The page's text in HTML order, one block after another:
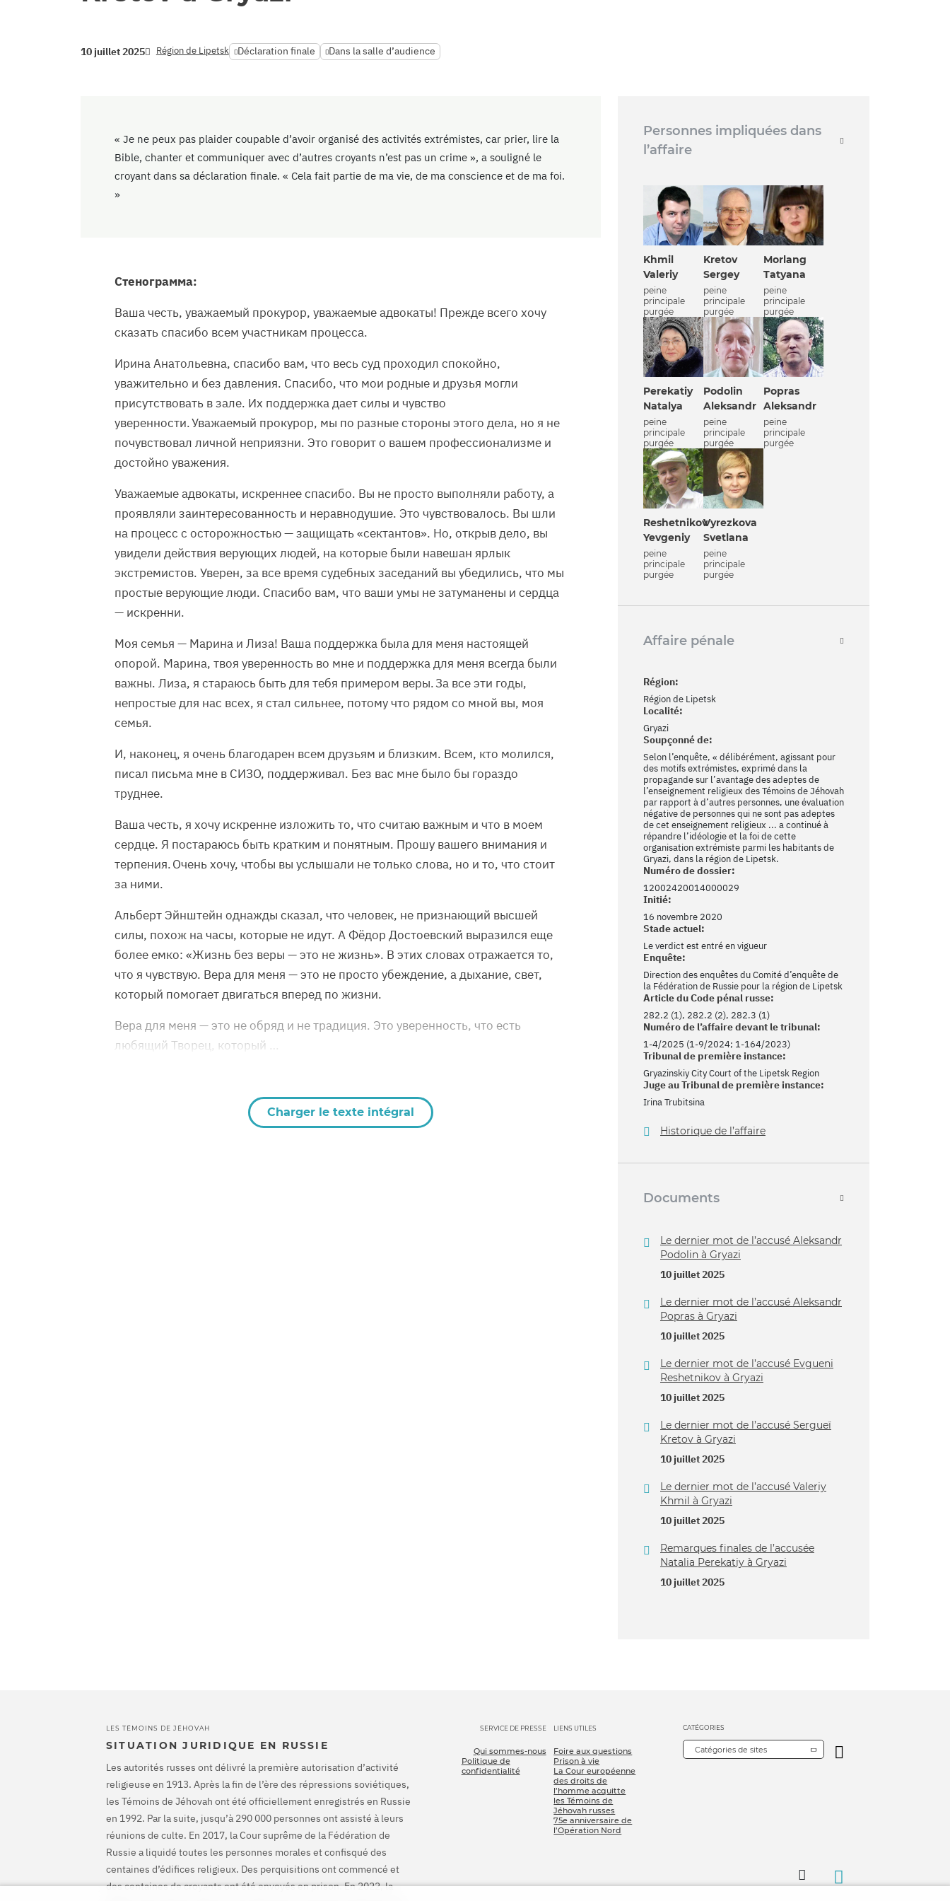
10 juillet 2025 Région de Lipetsk Déclaration finale Dans la salle d’audience
« Je ne peux pas plaider coupable d’avoir organisé des activités extrémistes, car prier, lire la
Bible, chanter et communiquer avec d’autres croyants n’est pas un crime », a souligné le
croyant dans sa déclaration finale. « Cela fait partie de ma vie, de ma conscience et de ma foi.
»
Стенограмма:
Ваша честь, уважаемый прокурор, уважаемые адвокаты! Прежде всего хочу
сказать спасибо всем участникам процесса.
Ирина Анатольевна, спасибо вам, что весь суд проходил спокойно,
уважительно и без давления. Спасибо, что мои родные и друзья могли
присутствовать в зале. Их поддержка дает силы и чувство
уверенности. Уважаемый прокурор, мы по разные стороны этого дела, но я не
почувствовал личной неприязни. Это говорит о вашем профессионализме и
достойно уважения.
Уважаемые адвокаты, искреннее спасибо. Вы не просто выполняли работу, а
проявляли заинтересованность и неравнодушие. Это чувствовалось. Вы шли
на процесс с осторожностью — защищать «сектантов». Но, открыв дело, вы
увидели действия верующих людей, на которые были навешан ярлык
экстремистов. Уверен, за все время судебных заседаний вы убедились, что мы
простые верующие люди. Спасибо вам, что ваши умы не затуманены и сердца
— искренни.
Моя семья — Марина и Лиза! Ваша поддержка была для меня настоящей
опорой. Марина, твоя уверенность во мне и поддержка для меня всегда были
важны. Лиза, я стараюсь быть для тебя примером веры. За все эти годы,
непростые для нас всех, я стал сильнее, потому что рядом со мной вы, моя
семья.
И, наконец, я очень благодарен всем друзьям и близким. Всем, кто молился,
писал письма мне в СИЗО, поддерживал. Без вас мне было бы гораздо
труднее.
Ваша честь, я хочу искренне изложить то, что считаю важным и что в моем
сердце. Я постараюсь быть кратким и понятным. Прошу вашего внимания и
терпения. Очень хочу, чтобы вы услышали не только слова, но и то, что стоит
за ними.
Альберт Эйнштейн однажды сказал, что человек, не признающий высшей
силы, похож на часы, которые не идут. А Фёдор Достоевский выразился еще
более емко: «Жизнь без веры — это не жизнь». В этих словах отражается то,
что я чувствую. Вера для меня — это не просто убеждение, а дыхание, свет,
который помогает двигаться вперед по жизни.
Вера для меня — это не обряд и не традиция. Это уверенность, что есть
любящий Творец, который …
Charger le texte intégral
Personnes impliquées dans
l’affaire
Khmil
Valeriy
peine
principale
purgée
Kretov
Sergey
peine
principale
purgée
Morlang
Tatyana
peine
principale
purgée
Perekatiy
Natalya
peine
principale
purgée
Podolin
Aleksandr
peine
principale
purgée
Popras
Aleksandr
peine
principale
purgée
Reshetnikov
Yevgeniy
peine
principale
purgée
Vyrezkova
Svetlana
peine
principale
purgée
Affaire pénale
Région:
Région de Lipetsk
Localité:
Gryazi
Soupçonné de:
Selon l’enquête, « délibérément, agissant pour
des motifs extrémistes, exprimé dans la
propagande sur l’avantage des adeptes de
l’enseignement religieux des Témoins de Jéhovah
par rapport à d’autres personnes, une évaluation
négative de personnes qui ne sont pas adeptes
de cet enseignement religieux ... a continué à
répandre l’idéologie et la foi de cette
organisation extrémiste parmi les habitants de
Gryazi, dans la région de Lipetsk.
Numéro de dossier:
12002420014000029
Initié:
16 novembre 2020
Stade actuel:
Le verdict est entré en vigueur
Enquête:
Direction des enquêtes du Comité d’enquête de
la Fédération de Russie pour la région de Lipetsk
Article du Code pénal russe:
282.2 (1), 282.2 (2), 282.3 (1)
Numéro de l’affaire devant le tribunal:
1-4/2025 (1-9/2024; 1-164/2023)
Tribunal de première instance:
Gryazinskiy City Court of the Lipetsk Region
Juge au Tribunal de première instance:
Irina Trubitsina
Historique de l’affaire
Documents
Le dernier mot de l’accusé Aleksandr
Podolin à Gryazi
10 juillet 2025
Le dernier mot de l’accusé Aleksandr
Popras à Gryazi
10 juillet 2025
Le dernier mot de l’accusé Evgueni
Reshetnikov à Gryazi
10 juillet 2025
Le dernier mot de l’accusé Sergueï
Kretov à Gryazi
10 juillet 2025
Le dernier mot de l’accusé Valeriy
Khmil à Gryazi
10 juillet 2025
Remarques finales de l’accusée
Natalia Perekatiy à Gryazi
10 juillet 2025
LES TÉMOINS DE JÉHOVAH
SITUATION JURIDIQUE EN RUSSIE
Les autorités russes ont délivré la première autorisation d’activité
religieuse en 1913. Après la fin de l’ère des répressions soviétiques,
les Témoins de Jéhovah ont été officiellement enregistrés en Russie
en 1992. Par la suite, jusqu’à 290 000 personnes ont assisté à leurs
réunions de culte. En 2017, la Cour suprême de la Fédération de
Russie a liquidé toutes les personnes morales et confisqué des
centaines d’édifices religieux. Des perquisitions ont commencé et
des centaines de croyants ont été envoyés en prison. En 2022, la
SERVICE DE PRESSE
Qui sommes-nous
Politique de
confidentialité
LIENS UTILES
Foire aux questions
Prison à vie
La Cour européenne
des droits de
l’homme acquitte
les Témoins de
Jéhovah russes
75e anniversaire de
l’Opération Nord
CATÉGORIES
Catégories de sites